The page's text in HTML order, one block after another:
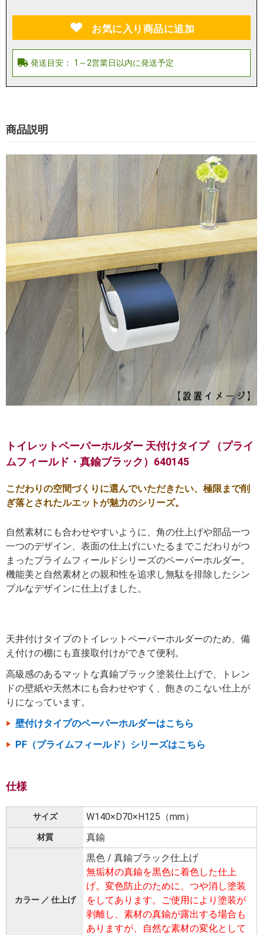
お気に入り商品に追加
商品説明
トイレットペーパーホルダー 天付けタイプ （プライ
ムフィールド・真鍮ブラック）640145
こだわりの空間づくりに選んでいただきたい、極限まで削
ぎ落とされたルエットが魅力のシリーズ。
自然素材にも合わせやすいように、角の仕上げや部品一つ
一つのデザイン、表面の仕上げにいたるまでこだわりがつ
まったプライムフィールドシリーズのペーパーホルダー。
機能美と自然素材との親和性を追求し無駄を排除したシン
プルなデザインに仕上げました。
天井付けタイプのトイレットペーパーホルダーのため、備
え付けの棚にも直接取付けができて便利。
高級感のあるマットな真鍮ブラック塗装仕上げで、トレン
ドの壁紙や天然木にも合わせやすく、飽きのこない仕上が
りになっています。
壁付けタイプのペーパーホルダーはこちら
PF（プライムフィールド）シリーズはこちら
仕様
サイズ W140×D70×H125（mm）
材質 真鍮
カラー ／ 仕上げ
黒色 / 真鍮ブラック仕上げ
無垢材の真鍮を黒色に着色した仕上
げ。変色防止のために、つや消し塗装
をしてあります。ご使用により塗装が
剥離し、素材の真鍮が露出する場合も
ありますが、自然な素材の変化として